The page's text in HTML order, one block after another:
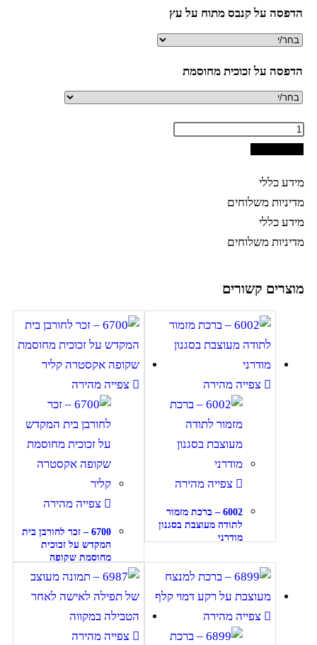
הדפסה על קנבס מתוח על עץ
הדפסה על זכוכית מחוסמת
מידע כללי
מדיניות משלוחים
מידע כללי
מדיניות משלוחים
מוצרים קשורים
צפייה מהירה
צפייה מהירה
6002 – ברכת מזמור
לתודה מעוצבת בסגנון
מודרני
צפייה מהירה
צפייה מהירה
6700 – זכר לחורבן בית
המקדש על זכוכית
מחוסמת שקופה
אקסטרה קליר
צפייה מהירה
צפייה מהירה